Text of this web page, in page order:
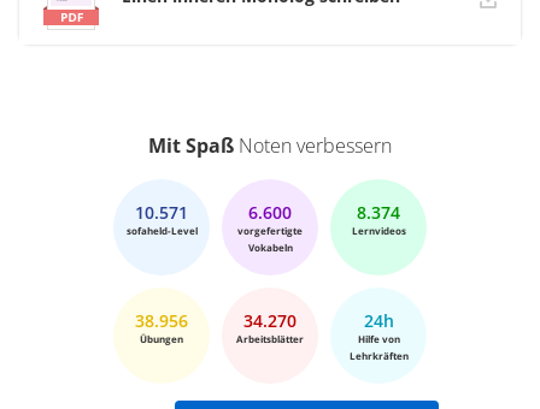
Mit Spaß Noten verbessern
10.571
sofaheld-Level
6.600
vorgefertigte
Vokabeln
8.374
Lernvideos
38.956
Übungen
34.270
Arbeitsblätter
24h
Hilfe von
Lehrkräften